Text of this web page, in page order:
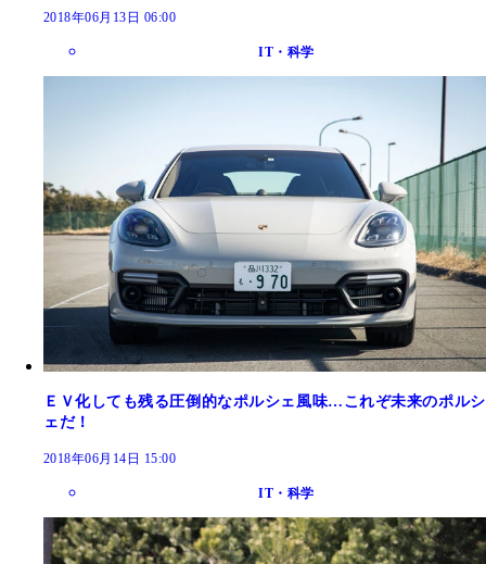
2018年06月13日 06:00
IT・科学
ＥＶ化しても残る圧倒的なポルシェ風味…これぞ未来のポルシ
ェだ！
2018年06月14日 15:00
IT・科学